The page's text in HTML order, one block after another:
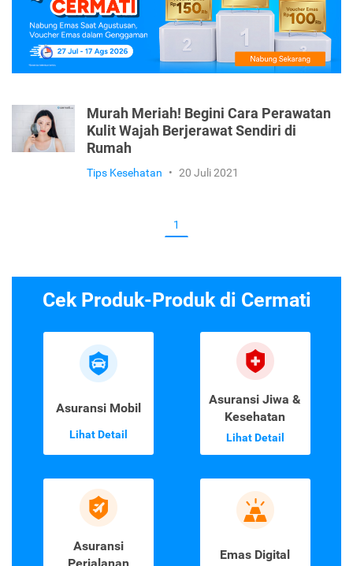
Murah Meriah! Begini Cara Perawatan
Kulit Wajah Berjerawat Sendiri di
Rumah
Tips Kesehatan • 20 Juli 2021
1
Cek Produk-Produk di Cermati
Asuransi Mobil
Lihat Detail
Asuransi Jiwa &
Kesehatan
Lihat Detail
Asuransi
Emas Digital